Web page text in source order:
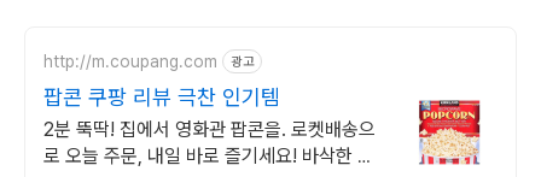
http://m.coupang.com 광고
팝콘 쿠팡 리뷰 극찬 인기템
2분 뚝딱! 집에서 영화관 팝콘을. 로켓배송으
로 오늘 주문, 내일 바로 즐기세요! 바삭한 식